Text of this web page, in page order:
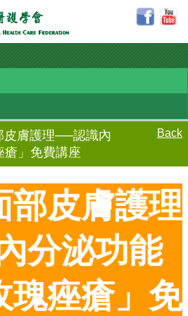
皮膚護理──認識內
瘡」免費講座
Back
部皮膚護理
分泌功能
瑰痤瘡」免